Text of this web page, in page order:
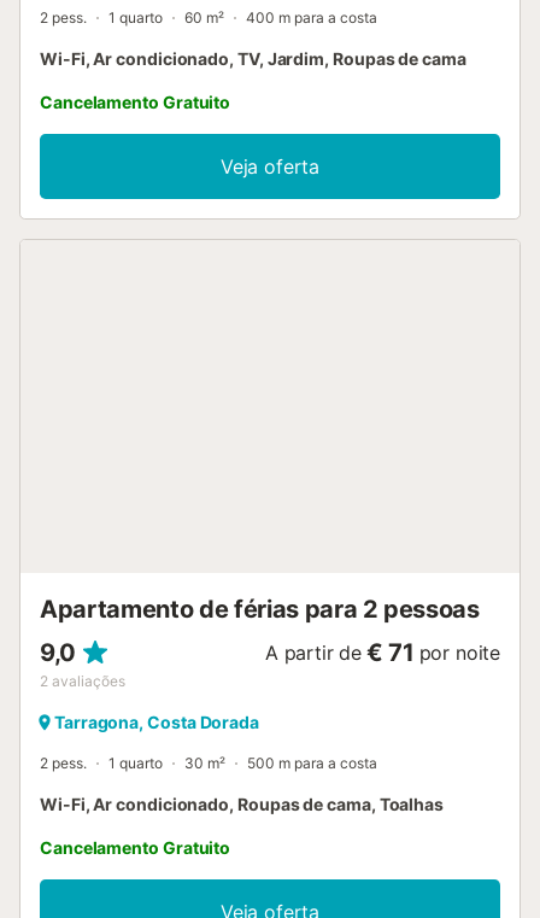
2 pess. 1 quarto 60 m² 400 m para a costa
Wi-Fi, Ar condicionado, TV, Jardim, Roupas de cama
Cancelamento Gratuito
Veja oferta
Apartamento de férias para 2 pessoas
9,0
2 avaliações
A partir de € 71 por noite
Tarragona, Costa Dorada
2 pess. 1 quarto 30 m² 500 m para a costa
Wi-Fi, Ar condicionado, Roupas de cama, Toalhas
Cancelamento Gratuito
Veja oferta